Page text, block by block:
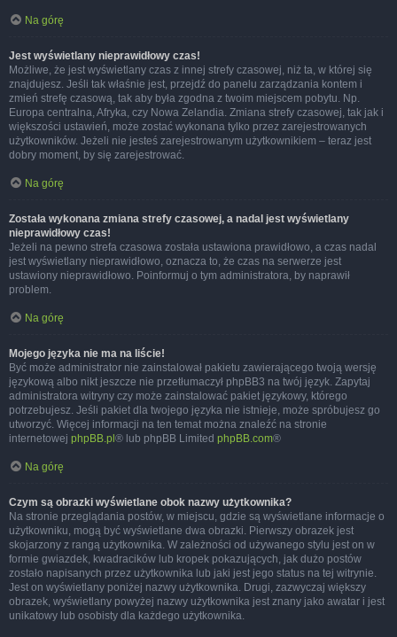
Na górę
Jest wyświetlany nieprawidłowy czas!
Możliwe, że jest wyświetlany czas z innej strefy czasowej, niż ta, w której się
znajdujesz. Jeśli tak właśnie jest, przejdź do panelu zarządzania kontem i
zmień strefę czasową, tak aby była zgodna z twoim miejscem pobytu. Np.
Europa centralna, Afryka, czy Nowa Zelandia. Zmiana strefy czasowej, tak jak i
większości ustawień, może zostać wykonana tylko przez zarejestrowanych
użytkowników. Jeżeli nie jesteś zarejestrowanym użytkownikiem – teraz jest
dobry moment, by się zarejestrować.
Na górę
Została wykonana zmiana strefy czasowej, a nadal jest wyświetlany
nieprawidłowy czas!
Jeżeli na pewno strefa czasowa została ustawiona prawidłowo, a czas nadal
jest wyświetlany nieprawidłowo, oznacza to, że czas na serwerze jest
ustawiony nieprawidłowo. Poinformuj o tym administratora, by naprawił
problem.
Na górę
Mojego języka nie ma na liście!
Być może administrator nie zainstalował pakietu zawierającego twoją wersję
językową albo nikt jeszcze nie przetłumaczył phpBB3 na twój język. Zapytaj
administratora witryny czy może zainstalować pakiet językowy, którego
potrzebujesz. Jeśli pakiet dla twojego języka nie istnieje, może spróbujesz go
utworzyć. Więcej informacji na ten temat można znaleźć na stronie
internetowej phpBB.pl ® lub phpBB Limited phpBB.com®
Na górę
Czym są obrazki wyświetlane obok nazwy użytkownika?
Na stronie przeglądania postów, w miejscu, gdzie są wyświetlane informacje o
użytkowniku, mogą być wyświetlane dwa obrazki. Pierwszy obrazek jest
skojarzony z rangą użytkownika. W zależności od używanego stylu jest on w
formie gwiazdek, kwadracików lub kropek pokazujących, jak dużo postów
zostało napisanych przez użytkownika lub jaki jest jego status na tej witrynie.
Jest on wyświetlany poniżej nazwy użytkownika. Drugi, zazwyczaj większy
obrazek, wyświetlany powyżej nazwy użytkownika jest znany jako awatar i jest
unikatowy lub osobisty dla każdego użytkownika.